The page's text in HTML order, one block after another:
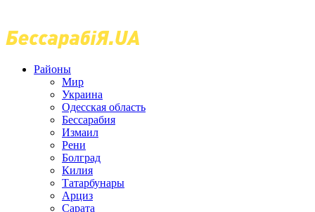
Районы
Мир
Украина
Одесская область
Бессарабия
Измаил
Рени
Болград
Килия
Татарбунары
Арциз
Сарата